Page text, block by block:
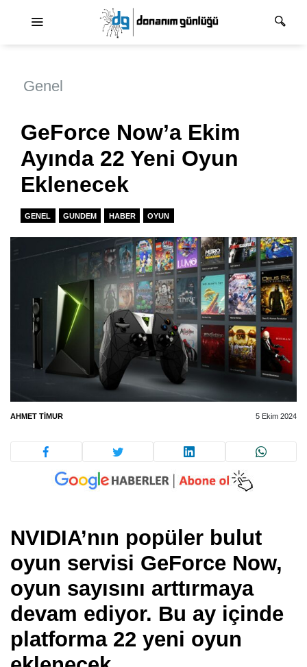
Genel
GeForce Now’a Ekim
Ayında 22 Yeni Oyun
Eklenecek
GENEL GUNDEM HABER OYUN
AHMET TIMUR 5 Ekim 2024
NVIDIA’nın popüler bulut
oyun servisi GeForce Now,
oyun sayısını arttırmaya
devam ediyor. Bu ay içinde
platforma 22 yeni oyun